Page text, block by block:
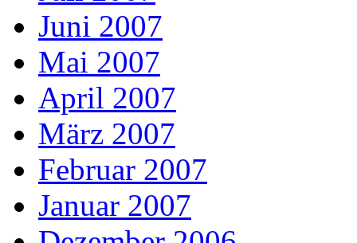
Juni 2007
Mai 2007
April 2007
März 2007
Februar 2007
Januar 2007